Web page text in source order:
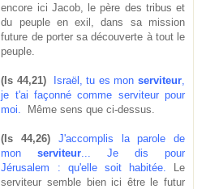
encore ici Jacob, le père des tribus et
du peuple en exil, dans sa mission
future de porter sa découverte à tout le
peuple.
(Is 44,21) Israël, tu es mon serviteur,
je t'ai façonné comme serviteur pour
moi.
Même sens que ci-dessus.
(Is 44,26)
J'accomplis la parole de
monserviteur... Je dis pour
Jérusalem : qu'elle soit habitée. Le
serviteur semble bien ici être le futur